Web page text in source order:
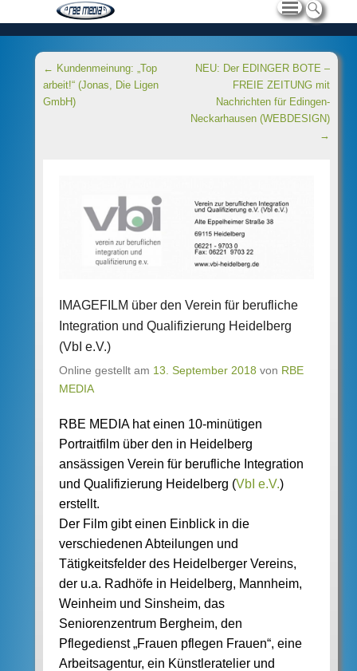
Beitragsnavigation
← Kundenmeinung: „Top
arbeit!“ (Jonas, Die Ligen
GmbH)
NEU: Der EDINGER BOTE –
FREIE ZEITUNG mit
Nachrichten für Edingen-
Neckarhausen (WEBDESIGN)
→
IMAGEFILM über den Verein für berufliche
Integration und Qualifizierung Heidelberg
(VbI e.V.)
Online gestellt am 13. September 2018 von RBE
MEDIA
RBE MEDIA hat einen 10-minütigen
Portraitfilm über den in Heidelberg
ansässigen Verein für berufliche Integration
und Qualifizierung Heidelberg (VbI e.V.)
erstellt.
Der Film gibt einen Einblick in die
verschiedenen Abteilungen und
Tätigkeitsfelder des Heidelberger Vereins,
der u.a. Radhöfe in Heidelberg, Mannheim,
Weinheim und Sinsheim, das
Seniorenzentrum Bergheim, den
Pflegedienst „Frauen pflegen Frauen“, eine
Arbeitsagentur, ein Künstleratelier und